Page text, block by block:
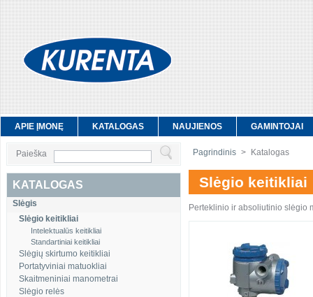
APIE ĮMONĘ KATALOGAS NAUJIENOS GAMINTOJAI
Paieška
KATALOGAS
Slėgis
Slėgio keitikliai
Intelektualūs keitikliai
Standartiniai keitikliai
Slėgių skirtumo keitikliai
Portatyviniai matuokliai
Skaitmeniniai manometrai
Slėgio relės
Pagrindinis > Katalogas
Slėgio keitikliai
Perteklinio ir absoliutinio slėgio